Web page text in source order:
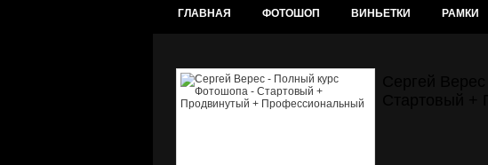
ГЛАВНАЯ ФОТОШОП ВИНЬЕТКИ РАМКИ